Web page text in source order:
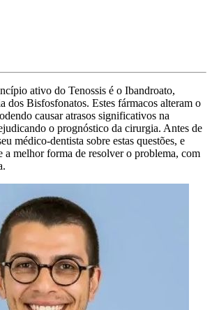
ativo do Tenossis é o Ibandroato,
dos Bisfosfonatos. Estes fármacos alteram o
causar atrasos significativos na
o prognóstico da cirurgia. Antes de
médico-dentista sobre estas questões, e
a melhor forma de resolver o problema, com